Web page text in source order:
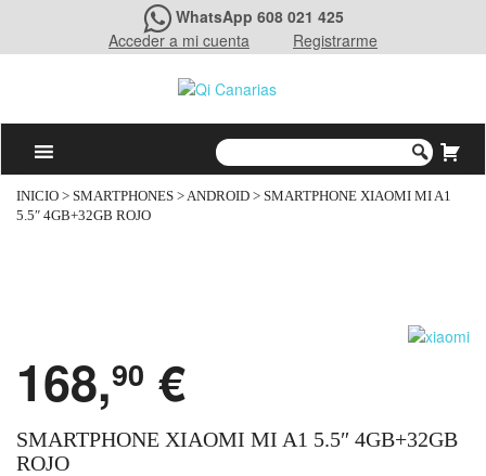
WhatsApp 608 021 425
Acceder a mi cuenta
Registrarme
INICIO > SMARTPHONES >ANDROID > SMARTPHONE XIAOMI MI A1
5.5″ 4GB+32GB ROJO
168,90 €
SMARTPHONE XIAOMI MI A1 5.5″ 4GB+32GB
ROJO